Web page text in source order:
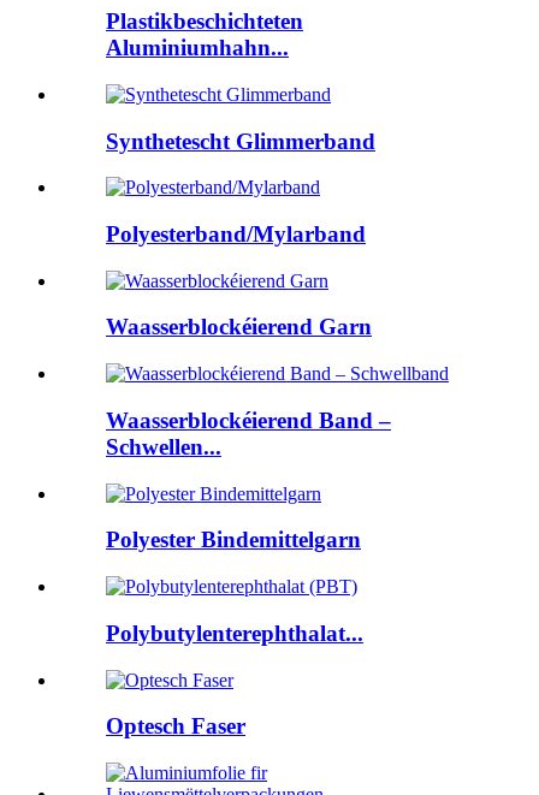
Plastikbeschichteten
Aluminiumhahn...
Synthetescht Glimmerband
Polyesterband/Mylarband
Waasserblockéierend Garn
Waasserblockéierend Band –
Schwellen...
Polyester Bindemittelgarn
Polybutylenterephthalat...
Optesch Faser